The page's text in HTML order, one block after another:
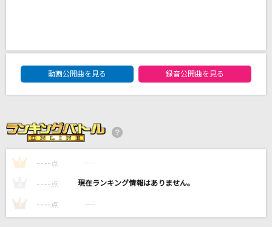
LiSA
ええじゃないか
Here Comes The Sun [ヒア・カムズ・ザ・サ
ン]
The Beatles
会心の一撃
RADWIMPS
DAM★ともボーカルエントリーランキング
動画公開曲を見る
録音公開曲を見る
1 ---- 点 ----
---- 点 ----
3 ---- 点 ----